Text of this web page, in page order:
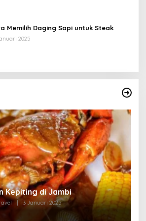
Memilih Daging Sapi untuk Steak
2025
di Thehok Jambi
3 Januari 2025